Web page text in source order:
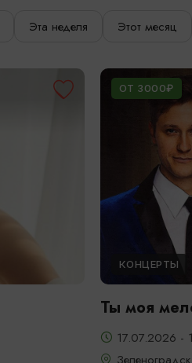
Эта неделя Этот месяц
ОТ 3000₽
КОНЦЕРТЫ
Ты моя
17.07.2026 -